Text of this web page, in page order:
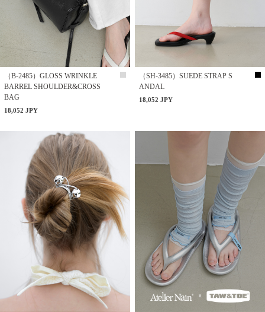
（B-2485）GLOSS WRINKLE
BARREL SHOULDER&CROSS
BAG
18,052 JPY
（SH-3485）SUEDE STRAP S
ANDAL
18,052 JPY